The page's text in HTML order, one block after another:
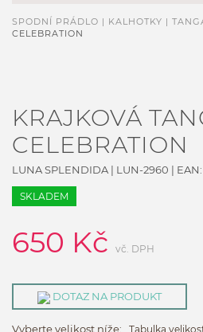
SPODNÍ PRÁDLO | KALHOTKY |
CELEBRATION
KRAJKOVÁ
CELEBRATION
LUNA SPLENDIDA | LUN-2960 | EAN:
SKLADEM
650 Kč vč. DPH
DOTAZ NA PRODUKT
Vyberte velikost níže: Tabulka